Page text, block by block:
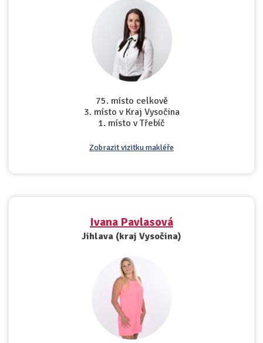
75. místo celkově
3. místo v Kraj Vysočina
1. místo v Třebíč
Zobrazit vizitku makléře
Ivana Pavlasová
Jihlava (kraj Vysočina)